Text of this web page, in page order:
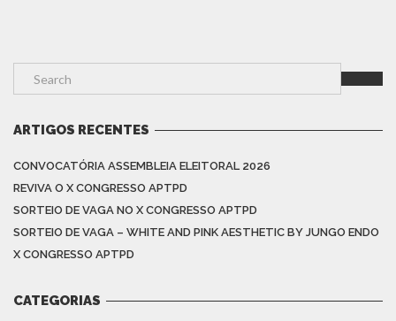
ARTIGOS RECENTES
CONVOCATÓRIA ASSEMBLEIA ELEITORAL 2026
REVIVA O X CONGRESSO APTPD
SORTEIO DE VAGA NO X CONGRESSO APTPD
SORTEIO DE VAGA – WHITE AND PINK AESTHETIC BY JUNGO ENDO
X CONGRESSO APTPD
CATEGORIAS